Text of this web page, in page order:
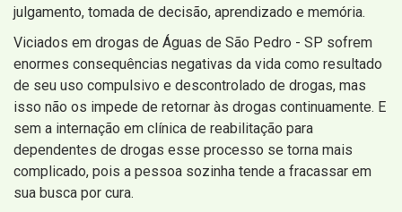
julgamento, tomada de decisão, aprendizado e memória.
Viciados em drogas de Águas de São Pedro - SP sofrem
enormes consequências negativas da vida como resultado
de seu uso compulsivo e descontrolado de drogas, mas
isso não os impede de retornar às drogas continuamente. E
sem a internação em clínica de reabilitação para
dependentes de drogas esse processo se torna mais
complicado, pois a pessoa sozinha tende a fracassar em
sua busca por cura.